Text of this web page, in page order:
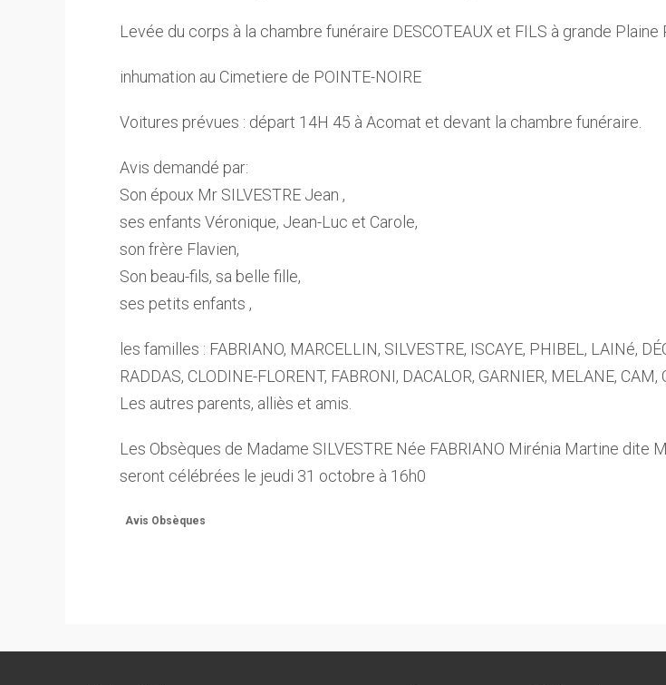
Levée du corps à la chambre funéraire DESCOTEAUX et FILS à grande Plaine
inhumation au Cimetiere de POINTE-NOIRE
Voitures prévues : départ 14H 45 à Acomat et devant la chambre funéraire.
Avis demandé par:
Son époux Mr SILVESTRE Jean ,
ses enfants Véronique, Jean-Luc et Carole,
son frère Flavien,
Son beau-fils, sa belle fille,
ses petits enfants ,
les familles : FABRIANO, MARCELLIN, SILVESTRE, ISCAYE, PHIBEL, LAINé,
RADDAS, CLODINE-FLORENT, FABRONI, DACALOR, GARNIER, MELANE, CAM,
Les autres parents, alliès et amis.
Les Obsèques de Madame SILVESTRE Née FABRIANO Mirénia Martine dite
seront célébrées le jeudi 31 octobre à 16h0
Avis Obsèques